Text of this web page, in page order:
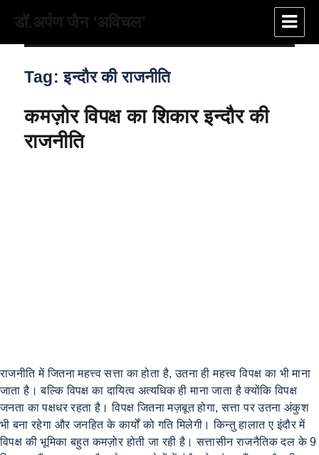
डॉ.अर्पण जैन 'अविचल'
Tag:इन्दौर की राजनीति
कमज़ोर विपक्ष का शिकार इन्दौर की
राजनीति
राजनीति में जितना महत्त्व सत्ता का होता है, उतना ही महत्त्व विपक्ष का भी माना
जाता है। बल्कि विपक्ष का दायित्व अत्यधिक ही माना जाता है क्योंकि विपक्ष
जनता का पक्षधर रहता है। विपक्ष जितना मज़बूत होगा, सत्ता पर उतना अंकुश
भी बना रहेगा और जनहित के कार्यों को गति मिलेगी। किन्तु हालात ए इंदौर में
विपक्ष की भूमिका बहुत कमज़ोर होती जा रही है। सत्तासीन राजनैतिक दल के 9